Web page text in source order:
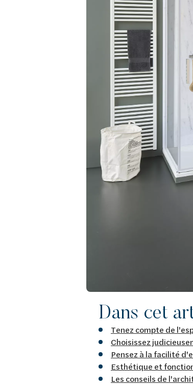
Dans cet
Tenez compte de
Choisissez
Pensez à la facilité
Esthétique et
Les conseils de